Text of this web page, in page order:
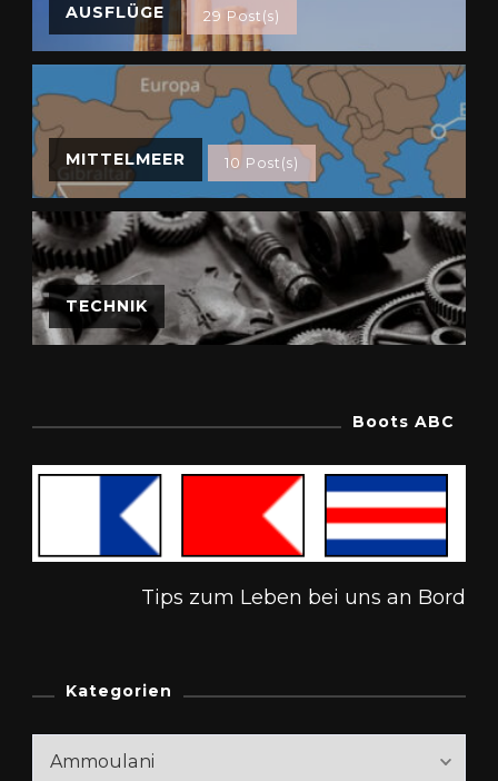
AUSFLÜGE 29 Post(s)
MITTELMEER 10 Post(s)
TECHNIK
Boots ABC
Tips zum Leben bei uns an Bord
Kategorien
Kategorien